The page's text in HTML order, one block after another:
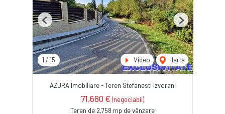
1 / 15 Video Harta
Previous Next
AZURA Imobiliare - Teren Stefanesti Izvorani
71,680 € (negociabil)
Teren de 2,758 mp de vânzare